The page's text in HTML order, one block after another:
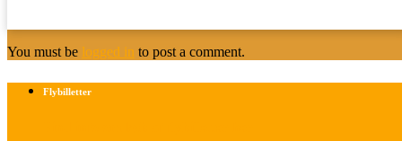
You must be logged in to post a comment.
Flybilletter